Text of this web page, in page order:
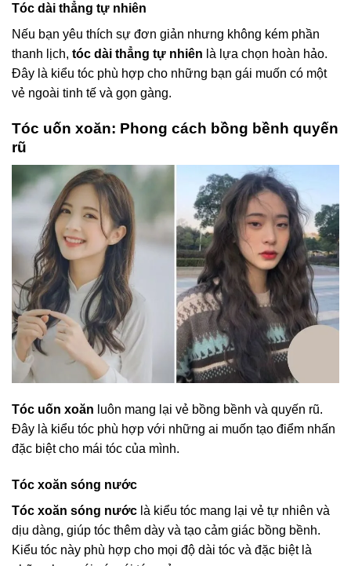
Tóc dài thẳng tự nhiên
Nếu bạn yêu thích sự đơn giản nhưng không kém phần
thanh lịch, tóc dài thẳng tự nhiên là lựa chọn hoàn hảo.
Đây là kiểu tóc phù hợp cho những bạn gái muốn có một
vẻ ngoài tinh tế và gọn gàng.
Tóc uốn xoăn: Phong cách bồng bềnh quyến
rũ
Tóc uốn xoăn luôn mang lại vẻ bồng bềnh và quyến rũ.
Đây là kiểu tóc phù hợp với những ai muốn tạo điểm nhấn
đặc biệt cho mái tóc của mình.
Tóc xoăn sóng nước
Tóc xoăn sóng nước là kiểu tóc mang lại vẻ tự nhiên và
dịu dàng, giúp tóc thêm dày và tạo cảm giác bồng bềnh.
Kiểu tóc này phù hợp cho mọi độ dài tóc và đặc biệt là